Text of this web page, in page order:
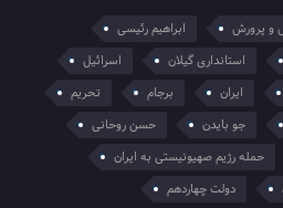
و پرورش
ابراهیم رئیسی
استانداری گیلان
اسرائیل
ایران برجام
تحریم
جو بایدن
حسن روحانی
حمله رژیم صهیونیستی به ایران
دولت چهاردهم